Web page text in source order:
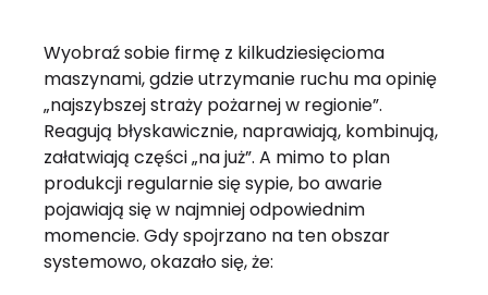
Wyobraź sobie firmę z kilkudziesięcioma
maszynami, gdzie utrzymanie ruchu ma opinię
„najszybszej straży pożarnej w regionie”.
Reagują błyskawicznie, naprawiają, kombinują,
załatwiają części „na już”. A mimo to plan
produkcji regularnie się sypie, bo awarie
pojawiają się w najmniej odpowiednim
momencie. Gdy spojrzano na ten obszar
systemowo, okazało się, że: